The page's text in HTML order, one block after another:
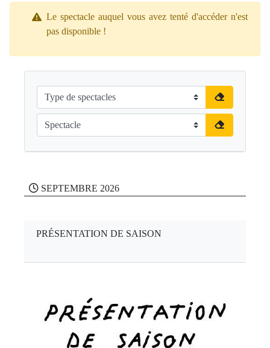
Le spectacle auquel vous avez tenté d'accéder n'est
pas disponible !
SEPTEMBRE 2026
PRÉSENTATION DE SAISON